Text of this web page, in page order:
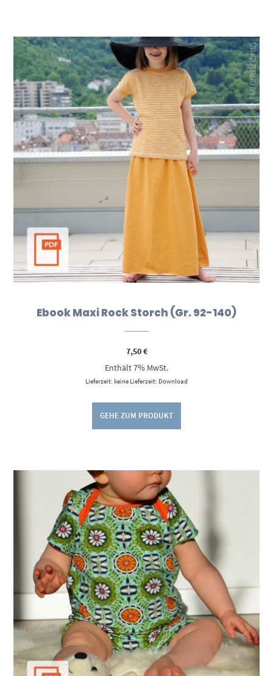
Ebook Maxi Rock Storch (Gr. 92-140)
7,50€
Enthält 7% MwSt.
Lieferzeit: keine Lieferzeit: Download
GEHE ZUM PRODUKT